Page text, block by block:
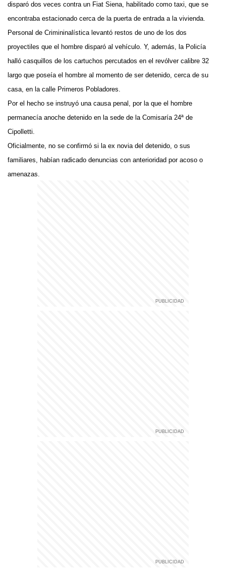
disparó dos veces contra un Fiat Siena, habilitado como taxi, que se
encontraba estacionado cerca de la puerta de entrada a la vivienda.
Personal de Crimininalística levantó restos de uno de los dos
proyectiles que el hombre disparó al vehículo. Y, además, la Policía
halló casquillos de los cartuchos percutados en el revólver calibre 32
largo que poseía el hombre al momento de ser detenido, cerca de su
casa, en la calle Primeros Pobladores.
Por el hecho se instruyó una causa penal, por la que el hombre
permanecía anoche detenido en la sede de la Comisaría 24ª de
Cipolletti.
Oficialmente, no se confirmó si la ex novia del detenido, o sus
familiares, habían radicado denuncias con anterioridad por acoso o
amenazas.